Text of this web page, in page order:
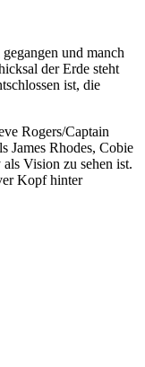
und manch
der Erde steht
ist, die
Rogers/Captain
James Rhodes, Cobie
Vision zu sehen ist.
Kopf hinter